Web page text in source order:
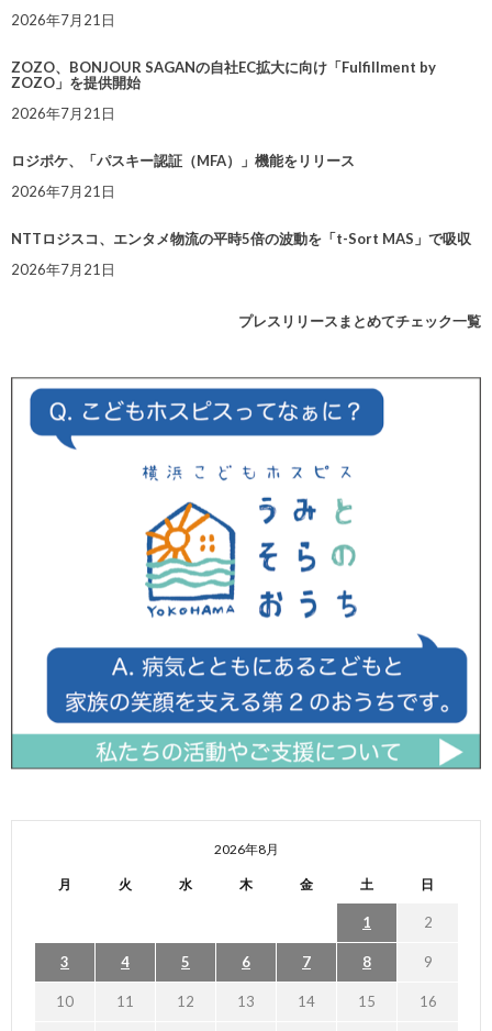
2026年7月21日
ZOZO、BONJOUR SAGANの自社EC拡大に向け「Fulfillment by
ZOZO」を提供開始
2026年7月21日
ロジポケ、「パスキー認証（MFA）」機能をリリース
2026年7月21日
NTTロジスコ、エンタメ物流の平時5倍の波動を「t-Sort MAS」で吸収
2026年7月21日
プレスリリースまとめてチェック一覧
2026年8月
月 火 水 木 金 土 日
1 2
3 4 5 6 7 8 9
10 11 12 13 14 15 16